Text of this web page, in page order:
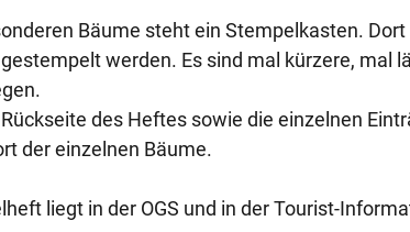
Bäume steht ein Stempelkasten.
werden. Es sind mal kürzere, mal
Rückseite des Heftes sowie die einzelnen
der einzelnen Bäume.
liegt in der OGS und in der Tourist-